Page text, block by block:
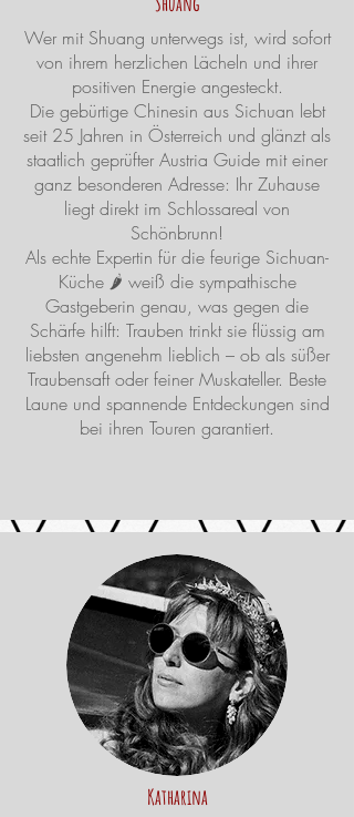
Wer mit Shuang unterwegs ist, wird sofort
von ihrem herzlichen Lächeln und ihrer
positiven Energie angesteckt.
Die gebürtige Chinesin aus Sichuan lebt
seit 25 Jahren in Österreich und glänzt als
staatlich geprüfter Austria Guide mit einer
ganz besonderen Adresse: Ihr Zuhause
liegt direkt im Schlossareal von
Schönbrunn!
Als echte Expertin für die feurige Sichuan-
Küche 🌶️ weiß die sympathische
Gastgeberin genau, was gegen die
Schärfe hilft: Trauben trinkt sie flüssig am
liebsten angenehm lieblich – ob als süßer
Traubensaft oder feiner Muskateller. Beste
Laune und spannende Entdeckungen sind
bei ihren Touren garantiert.
Katharina